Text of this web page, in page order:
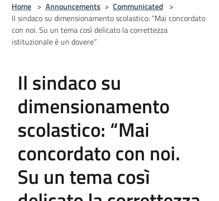
Home > Announcements > Communicated >
Il sindaco su dimensionamento scolastico: “Mai concordato
con noi. Su un tema così delicato la correttezza
istituzionale è un dovere”
Il sindaco su
dimensionamento
scolastico: “Mai
concordato con noi.
Su un tema così